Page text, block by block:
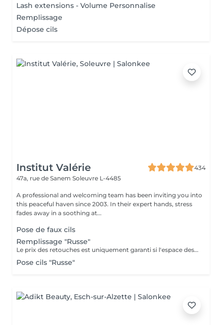
Lash extensions - Volume Personnalise
Remplissage
Dépose cils
Institut Valérie
434
47a, rue de Sanem Soleuvre L-4485
A professional and welcoming team has been inviting you into
this peaceful haven since 2003. In their expert hands, stress
fades away in a soothing at...
Pose de faux cils
Remplissage "Russe"
Le prix des retouches est uniquement garanti si l'espace des retouches est respecté et si la cliente a respecté les consignes de soins à domicile.
Pose cils "Russe"